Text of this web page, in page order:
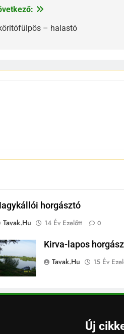
– halastó
horgásztó
Tavak.hu
14 Év Ezelőtt 0
Kirva-lapos
Tavak.hu
15 Év
Új